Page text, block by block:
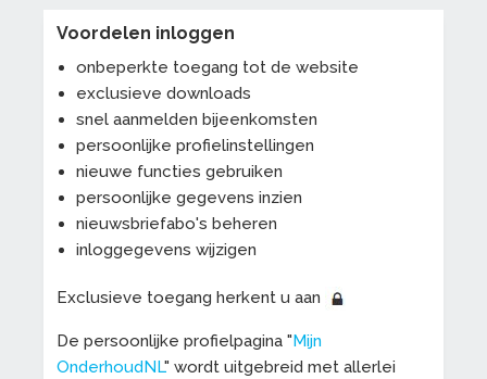
Voordelen inloggen
onbeperkte toegang tot de website
exclusieve downloads
snel aanmelden bijeenkomsten
persoonlijke profielinstellingen
nieuwe functies gebruiken
persoonlijke gegevens inzien
nieuwsbriefabo's beheren
inloggegevens wijzigen
Exclusieve toegang herkent u aan
De persoonlijke profielpagina "Mijn
OnderhoudNL" wordt uitgebreid met allerlei